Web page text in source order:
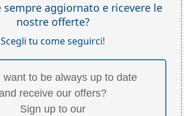
sempre aggiornato e ricevere le
nostre offerte?
Scegli tu come seguirci!
want to be always up to date
receive our offers?
Sign up to our